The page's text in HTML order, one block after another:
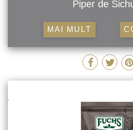
Piper de
MAI MULT